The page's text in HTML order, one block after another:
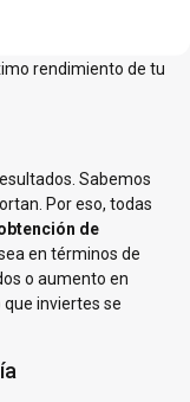
atractivo hasta
rendimiento de tu
Sabemos
Por eso, todas
de
en términos de
o aumento en
inviertes se